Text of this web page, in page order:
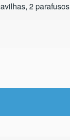
2 parafusos